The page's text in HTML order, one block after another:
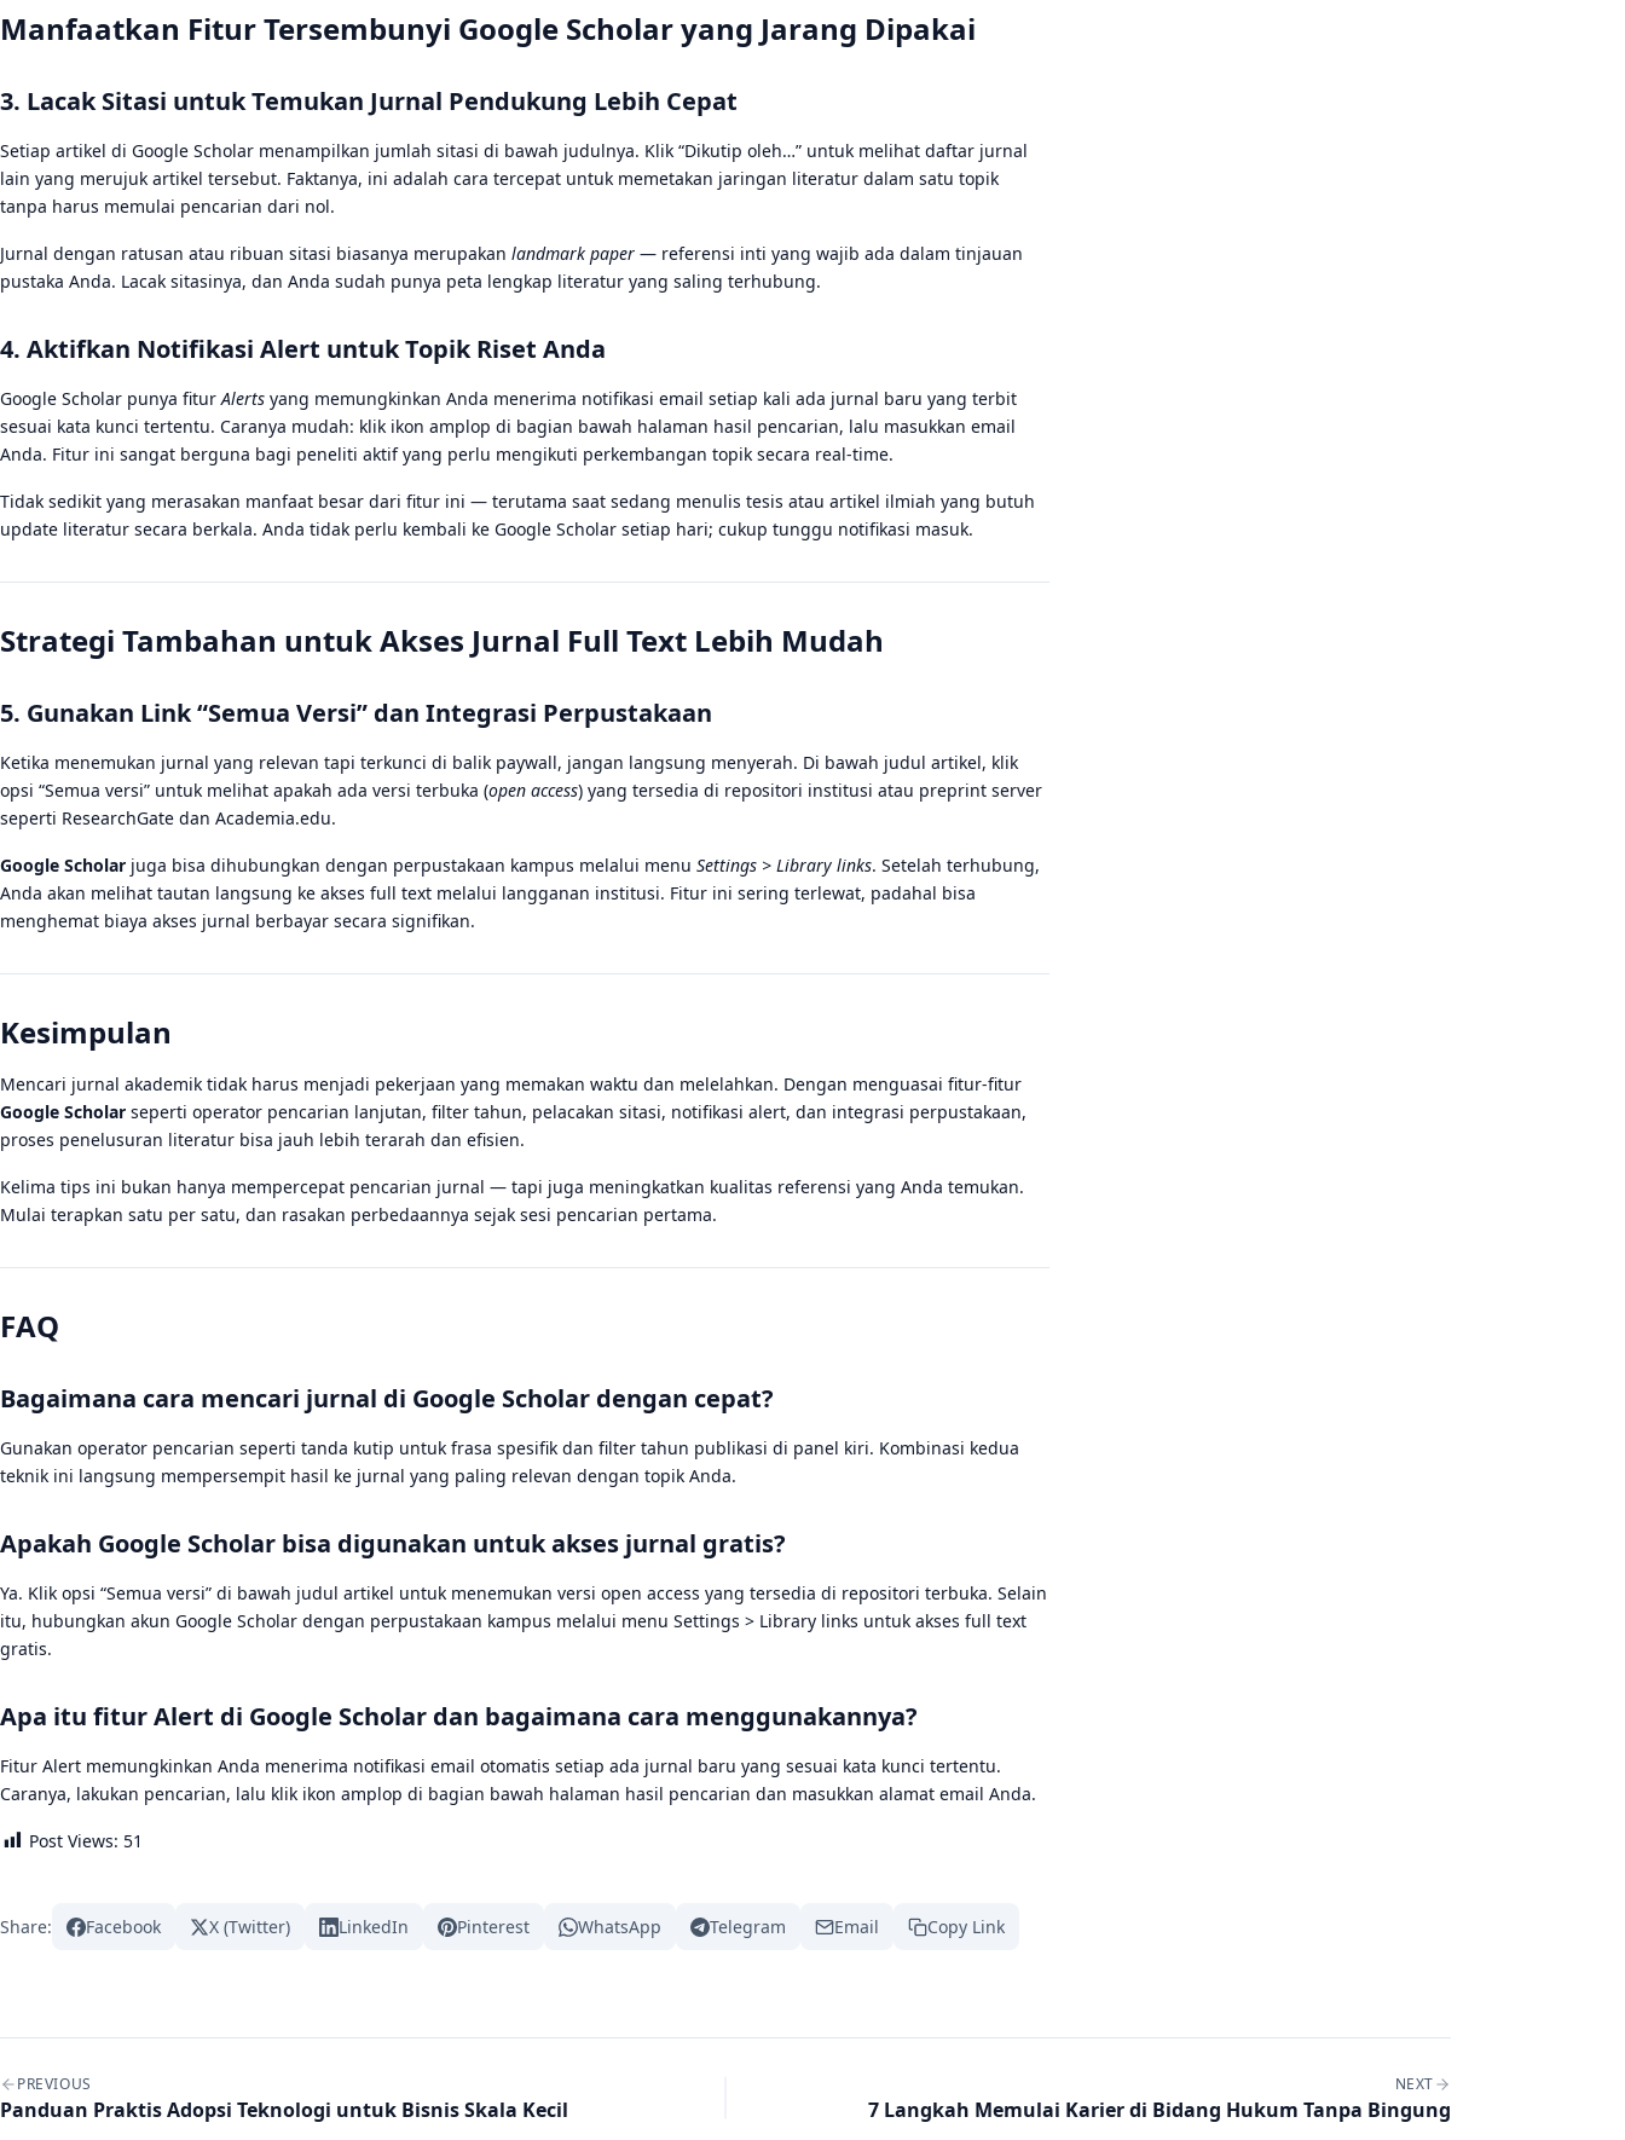
Manfaatkan Fitur Tersembunyi Google Scholar yang Jarang Dipakai
3. Lacak Sitasi untuk Temukan Jurnal Pendukung Lebih Cepat
Setiap artikel di Google Scholar menampilkan jumlah sitasi di bawah judulnya. Klik “Dikutip oleh…” untuk melihat daftar jurnal
lain yang merujuk artikel tersebut. Faktanya, ini adalah cara tercepat untuk memetakan jaringan literatur dalam satu topik
tanpa harus memulai pencarian dari nol.
Jurnal dengan ratusan atau ribuan sitasi biasanya merupakan landmark paper — referensi inti yang wajib ada dalam tinjauan
pustaka Anda. Lacak sitasinya, dan Anda sudah punya peta lengkap literatur yang saling terhubung.
4. Aktifkan Notifikasi Alert untuk Topik Riset Anda
Google Scholar punya fitur Alerts yang memungkinkan Anda menerima notifikasi email setiap kali ada jurnal baru yang terbit
sesuai kata kunci tertentu. Caranya mudah: klik ikon amplop di bagian bawah halaman hasil pencarian, lalu masukkan email
Anda. Fitur ini sangat berguna bagi peneliti aktif yang perlu mengikuti perkembangan topik secara real-time.
Tidak sedikit yang merasakan manfaat besar dari fitur ini — terutama saat sedang menulis tesis atau artikel ilmiah yang butuh
update literatur secara berkala. Anda tidak perlu kembali ke Google Scholar setiap hari; cukup tunggu notifikasi masuk.
Strategi Tambahan untuk Akses Jurnal Full Text Lebih Mudah
5. Gunakan Link “Semua Versi” dan Integrasi Perpustakaan
Ketika menemukan jurnal yang relevan tapi terkunci di balik paywall, jangan langsung menyerah. Di bawah judul artikel, klik
opsi “Semua versi” untuk melihat apakah ada versi terbuka (open access) yang tersedia di repositori institusi atau preprint server
seperti ResearchGate dan Academia.edu.
Google Scholar juga bisa dihubungkan dengan perpustakaan kampus melalui menu Settings > Library links. Setelah terhubung,
Anda akan melihat tautan langsung ke akses full text melalui langganan institusi. Fitur ini sering terlewat, padahal bisa
menghemat biaya akses jurnal berbayar secara signifikan.
Kesimpulan
Mencari jurnal akademik tidak harus menjadi pekerjaan yang memakan waktu dan melelahkan. Dengan menguasai fitur-fitur
Google Scholar seperti operator pencarian lanjutan, filter tahun, pelacakan sitasi, notifikasi alert, dan integrasi perpustakaan,
proses penelusuran literatur bisa jauh lebih terarah dan efisien.
Kelima tips ini bukan hanya mempercepat pencarian jurnal — tapi juga meningkatkan kualitas referensi yang Anda temukan.
Mulai terapkan satu per satu, dan rasakan perbedaannya sejak sesi pencarian pertama.
FAQ
Bagaimana cara mencari jurnal di Google Scholar dengan cepat?
Gunakan operator pencarian seperti tanda kutip untuk frasa spesifik dan filter tahun publikasi di panel kiri. Kombinasi kedua
teknik ini langsung mempersempit hasil ke jurnal yang paling relevan dengan topik Anda.
Apakah Google Scholar bisa digunakan untuk akses jurnal gratis?
Ya. Klik opsi “Semua versi” di bawah judul artikel untuk menemukan versi open access yang tersedia di repositori terbuka. Selain
itu, hubungkan akun Google Scholar dengan perpustakaan kampus melalui menu Settings > Library links untuk akses full text
gratis.
Apa itu fitur Alert di Google Scholar dan bagaimana cara menggunakannya?
Fitur Alert memungkinkan Anda menerima notifikasi email otomatis setiap ada jurnal baru yang sesuai kata kunci tertentu.
Caranya, lakukan pencarian, lalu klik ikon amplop di bagian bawah halaman hasil pencarian dan masukkan alamat email Anda.
Post Views: 51
Share: Facebook X (Twitter) LinkedIn Pinterest WhatsApp Telegram Email Copy Link
Post navigation
PREVIOUS
Panduan Praktis Adopsi Teknologi untuk Bisnis Skala Kecil
NEXT
7 Langkah Memulai Karier di Bidang Hukum Tanpa Bingung